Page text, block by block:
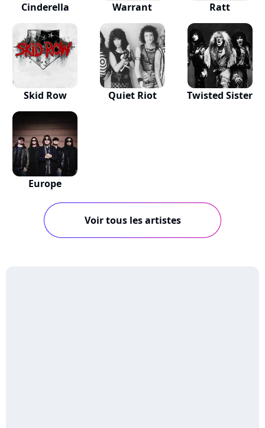
Cinderella Warrant Ratt
Skid Row Quiet Riot Twisted Sister
Europe
Voir tous les artistes